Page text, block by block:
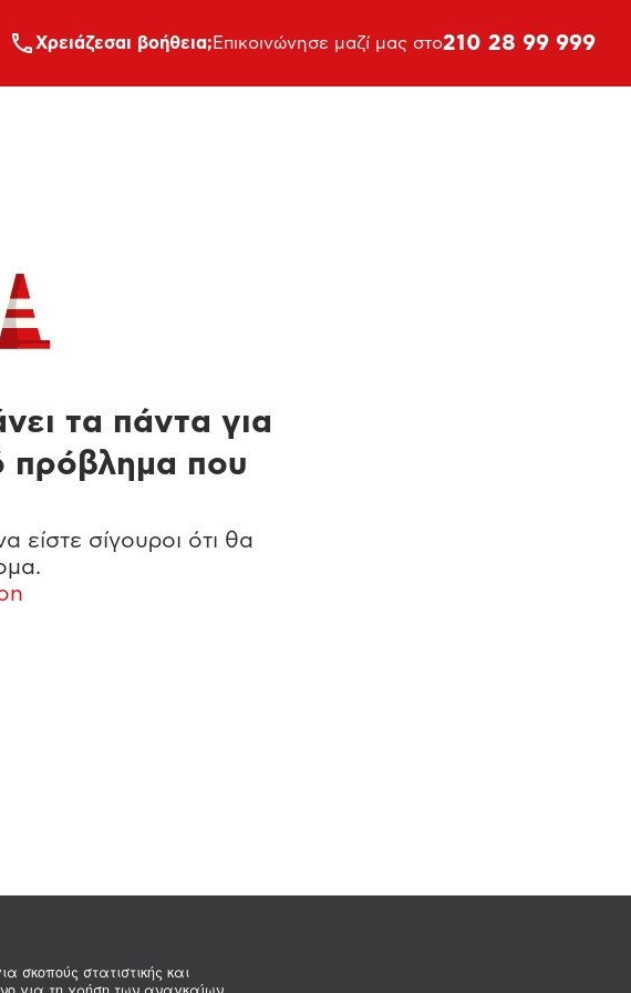
σκοπούς στατιστικής και
Xρειάζεσαι βοήθεια; Επικοινώνησε μαζί μας στο210 28 99 999
τα πάντα για
πρόβλημα που
είστε σίγουροι ότι θα